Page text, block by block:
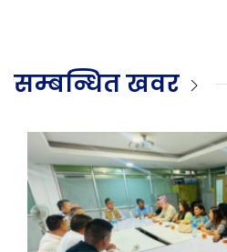
सम्बन्धित खवर